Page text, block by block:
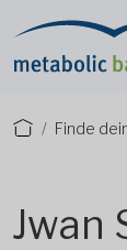
Finde
Jwan